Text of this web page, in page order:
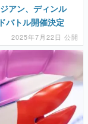
アン、ディンル
バトル開催決定
2025年7月22日 公開